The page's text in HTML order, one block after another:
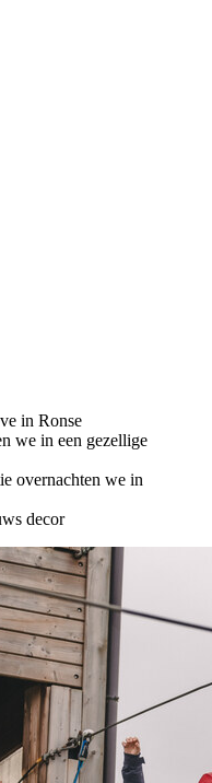
in Ronse
we in een gezellige
overnachten we in
decor